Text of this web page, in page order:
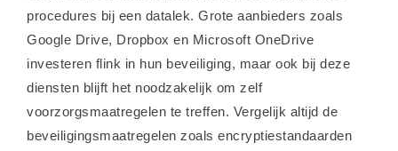
procedures bij een datalek. Grote aanbieders zoals
Google Drive, Dropbox en Microsoft OneDrive
investeren flink in hun beveiliging, maar ook bij deze
diensten blijft het noodzakelijk om zelf
voorzorgsmaatregelen te treffen. Vergelijk altijd de
beveiligingsmaatregelen zoals encryptiestandaarden